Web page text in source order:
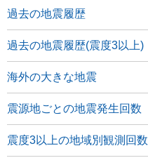
過去の地震履歴
過去の地震履歴(震度3以上)
海外の大きな地震
震源地ごとの地震発生回数
震度3以上の地域別観測回数